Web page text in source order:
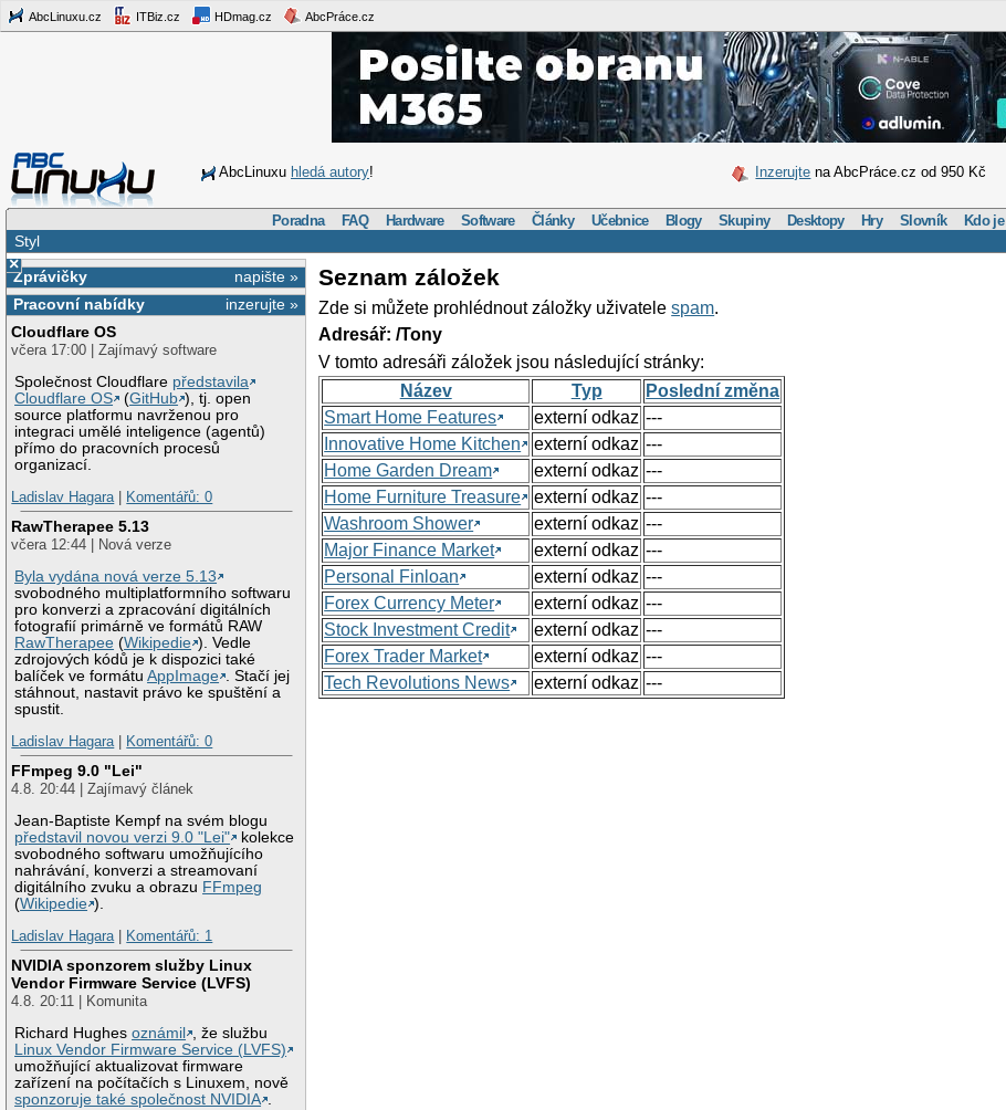
AbcLinuxu.cz ITBiz.cz HDmag.cz AbcPráce.cz
AbcLinuxu hledá autory! Inzerujte na AbcPráce.cz od 950 Kč
Poradna FAQ Hardware Software Články Učebnice Blogy Skupiny Desktopy Hry Slovník Kdo je
Styl
×
napište »
Zprávičky
inzerujte »
Pracovní nabídky
Cloudflare OS
včera 17:00 | Zajímavý software
Společnost Cloudflare představila
Cloudflare OS
(GitHub ), tj. open
source platformu navrženou pro
integraci umělé inteligence (agentů)
přímo do pracovních procesů
organizací.
Ladislav Hagara| Komentářů: 0
RawTherapee 5.13
včera 12:44 | Nová verze
Byla vydána nová verze 5.13
svobodného multiplatformního softwaru
pro konverzi a zpracování digitálních
fotografií primárně ve formátů RAW
RawTherapee (Wikipedie ). Vedle
zdrojových kódů je k dispozici také
balíček ve formátuAppImage
. Stačí jej
stáhnout, nastavit právo ke spuštění a
spustit.
Ladislav Hagara| Komentářů: 0
FFmpeg 9.0 "Lei"
4.8. 20:44 | Zajímavý článek
Jean-Baptiste Kempf na svém blogu
představil novou verzi 9.0 "Lei"
kolekce
svobodného softwaru umožňujícího
nahrávání, konverzi a streamovaní
digitálního zvuku a obrazu FFmpeg
(Wikipedie ).
Ladislav Hagara| Komentářů: 1
NVIDIA sponzorem služby Linux
Vendor Firmware Service (LVFS)
4.8. 20:11 | Komunita
Richard Hughesoznámil
, že službu
Linux Vendor Firmware Service (LVFS)
umožňující aktualizovat firmware
zařízení na počítačích s Linuxem, nově
sponzoruje také společnost NVIDIA
Seznam záložek
Zde si můžete prohlédnout záložky uživatelespam.
Adresář: /Tony
V tomto adresáři záložek jsou následující stránky:
Název
Typ
Poslední změna
Smart Home Features
externí odkaz ---
Innovative Home Kitchen
externí odkaz ---
Home Garden Dream
externí odkaz ---
Home Furniture Treasure
externí odkaz ---
Washroom Shower
externí odkaz ---
Major Finance Market
externí odkaz ---
Personal Finloan
externí odkaz ---
Forex Currency Meter
externí odkaz ---
Stock Investment Credit
externí odkaz ---
Forex Trader Market
externí odkaz ---
Tech Revolutions News
externí odkaz ---